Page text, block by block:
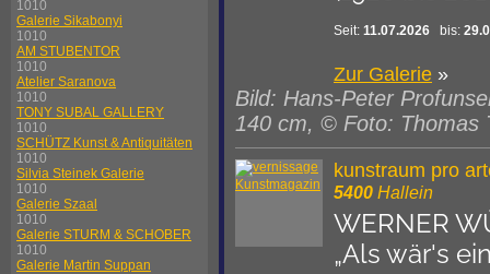
1010
Galerie Sikabonyi
1010
AM STUBENTOR
1010
Atelier Saranova
1010
TONY SUBAL GALLERY
1010
SCHÜTZ Kunst & Antiquitäten
1010
Silvia Steinek Galerie
1010
Galerie Szaal
1010
Galerie STURM & SCHOBER
1010
Galerie Martin Suppan
Seit: 11.07.2026 bis:
Zur Galerie »
Bild: Hans-Peter
140 cm, © Foto: Thomas
kunstraum pro
5400 Hallein
WERNER
„Als wär's